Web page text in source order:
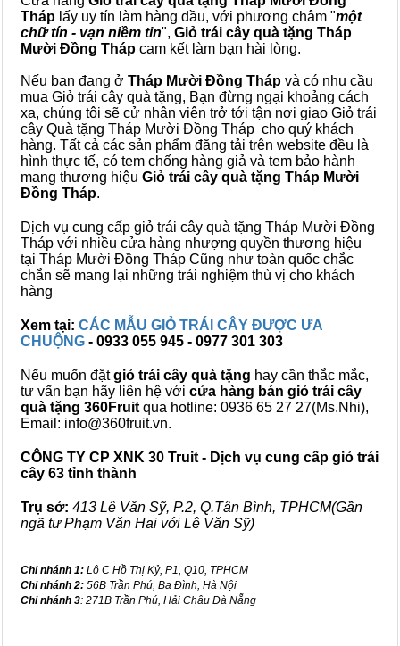
Tháp lấy uy tín làm hàng đầu, với phương châm "một
chữ tín - vạn niềm tin", Giỏ trái cây quà tặng Tháp
Mười Đồng Tháp cam kết làm bạn hài lòng.
Nếu bạn đang ở Tháp Mười Đồng Tháp và có nhu cầu
mua Giỏ trái cây quà tặng, Bạn đừng ngại khoảng cách
xa, chúng tôi sẽ cử nhân viên trở tới tận nơi giao Giỏ trái
cây Quà tặng Tháp Mười Đồng Tháp cho quý khách
hàng. Tất cả các sản phẩm đăng tải trên website đều là
hình thực tế, có tem chống hàng giả và tem bảo hành
mang thương hiệu Giỏ trái cây quà tặng Tháp Mười
Đồng Tháp.
Dịch vụ cung cấp giỏ trái cây quà tặng Tháp Mười Đồng
Tháp với nhiều cửa hàng nhượng quyền thương hiệu
tại Tháp Mười Đồng Tháp Cũng như toàn quốc chắc
chắn sẽ mang lại những trải nghiệm thù vị cho khách
hàng
Xem tại: CÁC MẪU GIỎ TRÁI CÂY ĐƯỢC ƯA
CHUỘNG - 0933 055 945 - 0977 301 303
Nếu muốn đặtgiỏ trái cây quà tặng hay cần thắc mắc,
tư vấn bạn hãy liên hệ với cửa hàng bán giỏ trái cây
quà tặng 360Fruit qua hotline: 0936 65 27 27(Ms.Nhi),
Email: info@360fruit.vn.
CÔNG TY CP XNK 30 Truit - Dịch vụ cung cấp giỏ trái
cây 63 tỉnh thành
Trụ sở: 413 Lê Văn Sỹ, P.2, Q.Tân Bình, TPHCM(Gần
ngã tư Phạm Văn Hai với Lê Văn Sỹ)
Chi nhánh 1: Lô C Hồ Thị Kỷ, P1, Q10, TPHCM
Chi nhánh 2: 56B Trần Phú, Ba Đình, Hà Nội
Chi nhánh 3: 271B Trần Phú, Hải Châu Đà Nẵng